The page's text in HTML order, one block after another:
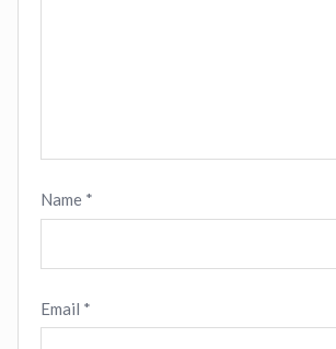
Name *
Email *